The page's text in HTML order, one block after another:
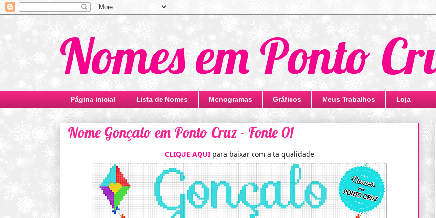
Nomes em Ponto
Página inicial Lista de Nomes Monogramas Gráficos Meus Trabalhos Loja
Nome Gonçalo em Ponto Cruz - Fonte 01
CLIQUE AQUI para baixar com alta qualidade